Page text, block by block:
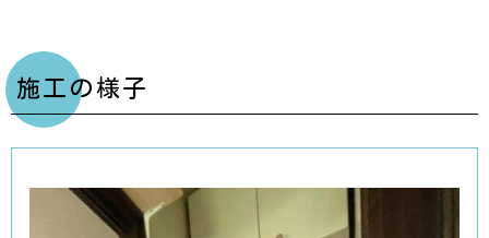
施工の様子